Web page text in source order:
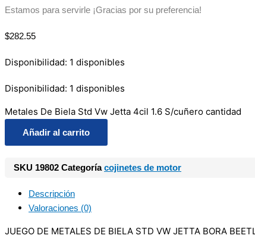
Estamos para servirle ¡Gracias por su preferencia!
$282.55
Disponibilidad: 1 disponibles
Disponibilidad: 1 disponibles
Metales De Biela Std Vw Jetta 4cil 1.6 S/cuñero cantidad
Añadir al carrito
SKU 19802 Categoría cojinetes de motor
Descripción
Valoraciones (0)
JUEGO DE METALES DE BIELA STD VW JETTA BORA